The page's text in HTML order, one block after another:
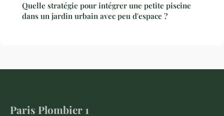
Quelle stratégie pour intégrer une petite piscine
dans un jardin urbain avec peu d'espace ?
Paris Plombier 1